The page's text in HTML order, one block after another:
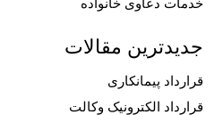
خدمات دعاوی خانواده
جدیدترین مقالات
قرارداد پیمانکاری
قرارداد الکترونیک وکالت